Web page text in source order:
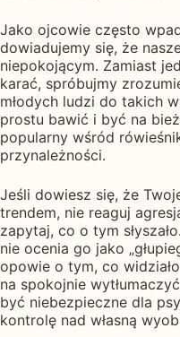
Jako ojcowie często
dowiadujemy się, że
niepokojącym. Zamiast
karać, spróbujmy
młodych ludzi do takich
prostu bawić i być na
popularny wśród
przynależności.
Jeśli dowiesz się, że
trendem, nie reaguj
zapytaj, co o tym
nie ocenia go jako
opowie o tym, co
na spokojnie
być niebezpieczne dla
kontrolę nad własną